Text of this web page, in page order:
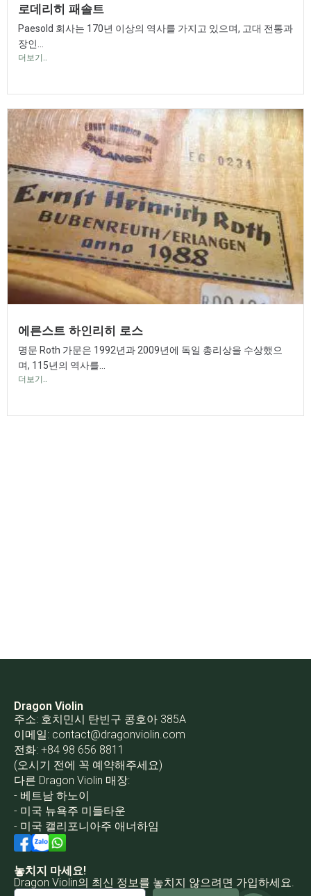
로데리히 패솔트
Paesold 회사는 170년 이상의 역사를 가지고 있으며, 고대 전통과
장인...
더보기..
에른스트 하인리히 로스
명문 Roth 가문은 1992년과 2009년에 독일 총리상을 수상했으
며, 115년의 역사를...
더보기..
Dragon Violin
주소: 호치민시 탄빈구 콩호아 385A
이메일: contact@dragonviolin.com
전화: +84 98 656 8811
(오시기 전에 꼭 예약해주세요)
다른 Dragon Violin 매장:
- 베트남 하노이
- 미국 뉴욕주 미들타운
- 미국 캘리포니아주 애너하임
놓치지 마세요!
Dragon Violin의 최신 정보를 놓치지 않으려면 가입하세요.